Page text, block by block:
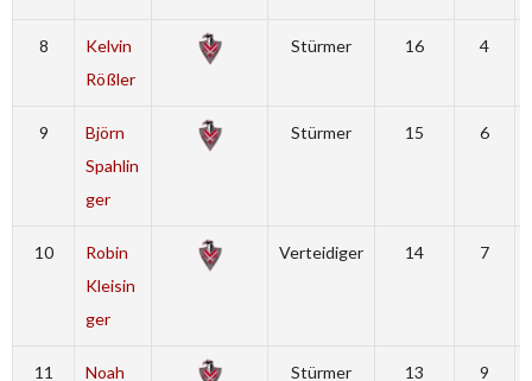
8
Kelvin
Rößler
Stürmer 16 4
9
Björn
Spahlin
ger
Stürmer 15 6
10
Robin
Kleisin
ger
Verteidiger 14 7
11
Noah
Stürmer 13 9